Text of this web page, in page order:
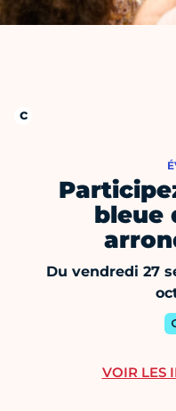
bleue
Du vendredi 27
VOIR LES